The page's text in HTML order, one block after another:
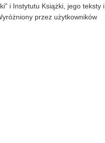
i Instytutu Książki, jego teksty i
przez użytkowników